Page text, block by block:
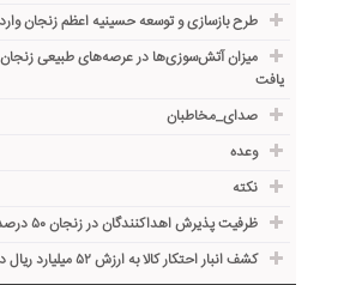
طرح بازسازی و توسعه حسینیه اعظم زنجان
یافت
صدای_مخاطبان
وعده
نکته
ظرفیت پذیرش اهداکنندگان در زنجان ۵۰ درصد افزایش یافت
کشف انبار احتکار کالا به ارزش ۵۲ میلیارد ریال در زنجان